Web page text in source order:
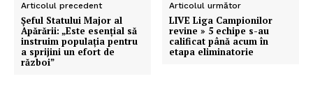
Articolul precedent
Şeful Statului Major al
Apărării: „Este esențial să
instruim populația pentru
a sprijini un efort de
război”
Articolul următor
LIVE Liga Campionilor
revine » 5 echipe s-au
calificat până acum în
etapa eliminatorie